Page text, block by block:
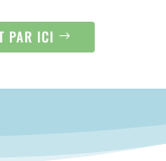
PAR ICI